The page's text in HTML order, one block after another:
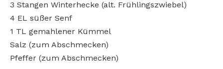
3 Stangen Winterhecke (alt. Frühlingszwiebel)
4 EL süßer Senf
1 TL gemahlener Kümmel
Salz (zum Abschmecken)
Pfeffer (zum Abschmecken)